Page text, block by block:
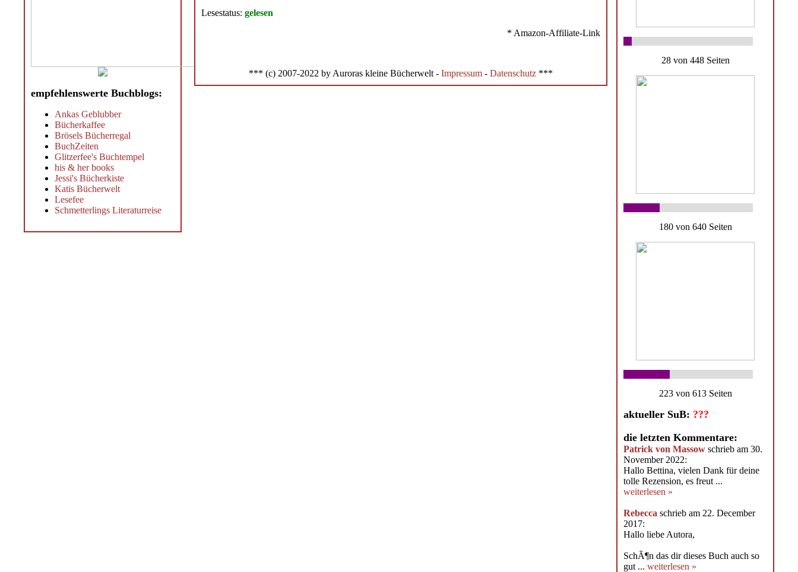
empfehlenswerte Buchblogs:
Ankas Geblubber
Bücherkaffee
Brösels Bücherregal
BuchZeiten
Glitzerfee's Buchtempel
his & her books
Jessi's Bücherkiste
Katis Bücherwelt
Lesefee
Schmetterlings Literaturreise
Lesestatus: gelesen
* Amazon-Affiliate-Link
*** (c) 2007-2022 by Auroras kleine Bücherwelt - Impressum- Datenschutz***
28 von 448 Seiten
180 von 640 Seiten
223 von 613 Seiten
aktueller SuB: ???
die letzten Kommentare:
Patrick von Massow schrieb am 30.
November 2022:
Hallo Bettina, vielen Dank für deine
tolle Rezension, es freut ...
weiterlesen »
Rebeccaschrieb am 22. December
2017:
Hallo liebe Autora,
SchÃ¶n das dir dieses Buch auch so
gut ...weiterlesen »